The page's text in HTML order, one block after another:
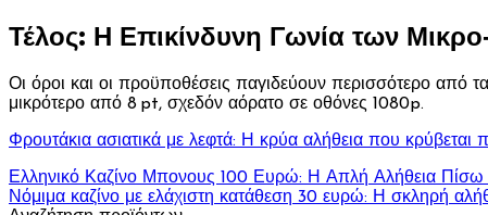
Τέλος: Η Επικίνδυνη Γωνία των
Οι όροι και οι προϋποθέσεις παγιδεύουν περισσότερο από
μικρότερο από 8 pt, σχεδόν αόρατο σε οθόνες 1080p.
Φρουτάκια ασιατικά με λεφτά: Η κρύα αλήθεια που
Πλοήγηση
Ελληνικό Καζίνο Μπονους 100 Ευρώ: Η Απλή Αλήθεια
Νόμιμα καζίνο με ελάχιστη κατάθεση 30 ευρώ: Η σκληρή